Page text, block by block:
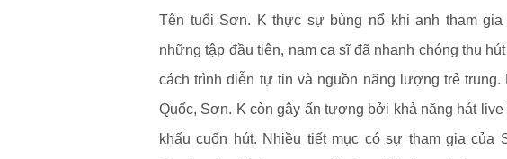
Tên tuổi Sơn. K thực sự bùng nổ khi anh tham
những tập đầu tiên, nam ca sĩ đã nhanh chóng thu
cách trình diễn tự tin và nguồn năng lượng trẻ
Quốc, Sơn. K còn gây ấn tượng bởi khả năng hát
khấu cuốn hút. Nhiều tiết mục có sự tham gia của